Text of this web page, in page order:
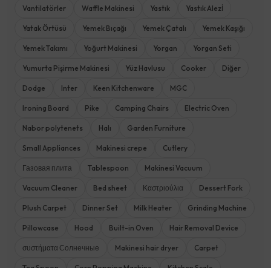
Vantilatörler Waffle Makinesi Yastık Yastık Alezİ
Yatak Örtüsü Yemek Bıçağı Yemek Çatalı Yemek Kaşığı
Yemek Takımı Yoğurt Makinesi Yorgan Yorgan Seti
Yumurta Pişirme Makinesi Yüz Havlusu Cooker Diğer
Dodge Inter Keen Kitchenware MGC
Ironing Board Pike Camping Chairs Electric Oven
Nabor polytenets Halı Garden Furniture
Small Appliances Makinesi crepe Cutlery
Газовая плита Tablespoon Makinesi Vacuum
Vacuum Cleaner Bed sheet Καστριούλια Dessert Fork
Plush Carpet Dinner Set Milk Heater Grinding Machine
Pillowcase Hood Built-in Oven Hair Removal Device
συστήματα Солнечные Makinesi hair dryer Carpet